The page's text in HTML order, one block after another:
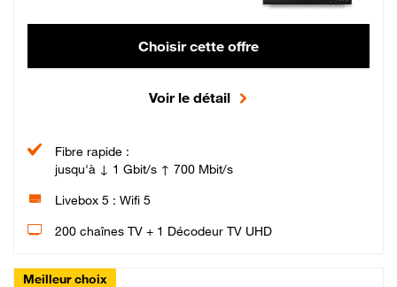
Choisir cette offre
Voir le détail
Fibre rapide :
jusqu'à ↓ 1 Gbit/s ↑ 700 Mbit/s
Livebox 5 : Wifi 5
200 chaînes TV + 1 Décodeur TV UHD
Meilleur choix